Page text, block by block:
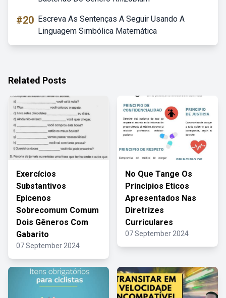
#20 Escreva As Sentenças A Seguir Usando A
Linguagem Simbólica Matemática
Related Posts
Exercícios
Substantivos
Epicenos
Sobrecomum Comum
Dois Gêneros Com
Gabarito
07 September 2024
No Que Tange Os
Principios Eticos
Apresentados Nas
Diretrizes
Curriculares
07 September 2024